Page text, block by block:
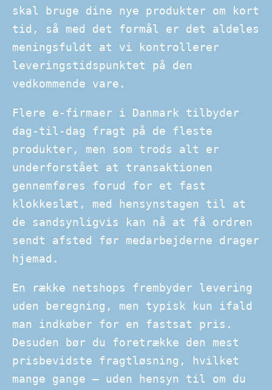
skal bruge dine nye produkter om kort
tid, så med det formål er det aldeles
meningsfuldt at vi kontrollerer
leveringstidspunktet på den
vedkommende vare.
Flere e-firmaer i Danmark tilbyder
dag-til-dag fragt på de fleste
produkter, men som trods alt er
underforstået at transaktionen
gennemføres forud for et fast
klokkeslæt, med hensynstagen til at
de sandsynligvis kan nå at få ordren
sendt afsted før medarbejderne drager
hjemad.
En række netshops frembyder levering
uden beregning, men typisk kun ifald
man indkøber for en fastsat pris.
Desuden bør du foretrække den mest
prisbevidste fragtløsning, hvilket
mange gange – uden hensyn til om du